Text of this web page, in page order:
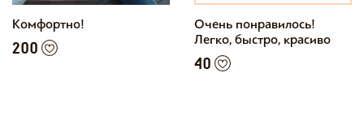
Комфортно!
200
Очень понравилось!
Легко, быстро, красиво
40